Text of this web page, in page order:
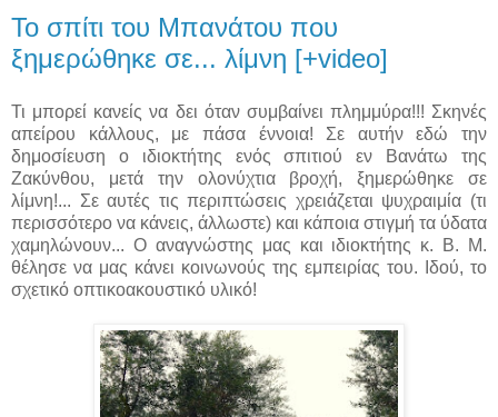
Το σπίτι του Μπανάτου που
ξημερώθηκε σε... λίμνη [+video]
Τι μπορεί κανείς να δει όταν συμβαίνει πλημμύρα!!! Σκηνές
απείρου κάλλους, με πάσα έννοια! Σε αυτήν εδώ την
δημοσίευση ο ιδιοκτήτης ενός σπιτιού εν Βανάτω της
Ζακύνθου, μετά την ολονύχτια βροχή, ξημερώθηκε σε
λίμνη!... Σε αυτές τις περιπτώσεις χρειάζεται ψυχραιμία (τι
περισσότερο να κάνεις, άλλωστε) και κάποια στιγμή τα ύδατα
χαμηλώνουν... Ο αναγνώστης μας και ιδιοκτήτης κ. Β. Μ.
θέλησε να μας κάνει κοινωνούς της εμπειρίας του. Ιδού, το
σχετικό οπτικοακουστικό υλικό!